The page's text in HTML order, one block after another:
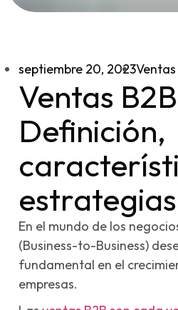
septiembre 20, 2023Ventas
Ventas
Definición,
estrategias
En el mundo de los
(Business-to-Business)
fundamental en el
empresas.